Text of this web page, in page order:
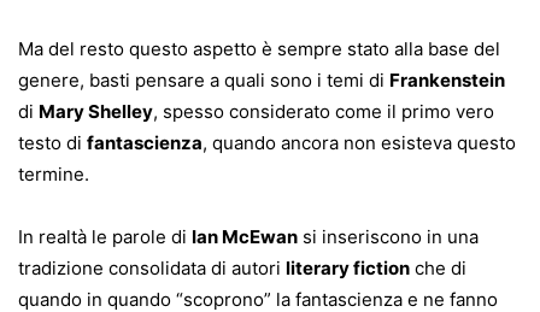
Ma del resto questo aspetto è sempre stato alla base del
genere, basti pensare a quali sono i temi di Frankenstein
di Mary Shelley, spesso considerato come il primo vero
testo di fantascienza, quando ancora non esisteva questo
termine.
In realtà le parole di Ian McEwan si inseriscono in una
tradizione consolidata di autori literary fiction che di
quando in quando “scoprono” la fantascienza e ne fanno